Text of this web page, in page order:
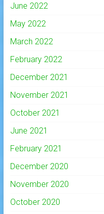
June 2022
May 2022
March 2022
February 2022
December 2021
November 2021
October 2021
June 2021
February 2021
December 2020
November 2020
October 2020